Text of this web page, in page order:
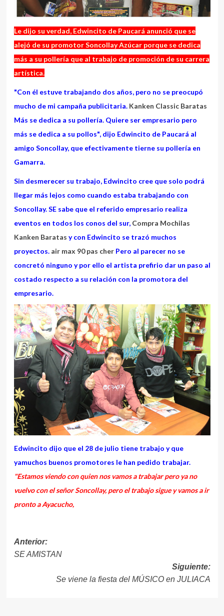
Le dijo su verdad, Edwincito de Paucará anunció que se
alejó de su promotor Soncollay Azúcar porque se dedica
más a su pollería que al trabajo de promoción de su carrera
artística.
"Con él estuve trabajando dos años, pero no se preocupó
mucho de mi campaña publicitaria. Kanken Classic Baratas
Más se dedica a su pollería. Quiere ser empresario pero
más se dedica a su pollos", dijo Edwincito de Paucará al
amigo Soncollay, que efectivamente tierne su pollería en
Gamarra.
Sin desmerecer su trabajo, Edwincito cree que solo podrá
llegar más lejos como cuando estaba trabajando con
Soncollay. SE sabe que el referido empresario realiza
eventos en todos los conos del sur, Compra Mochilas
Kanken Baratas y con Edwincito se trazó muchos
proyectos. air max 90 pas cherPero al parecer no se
concretó ninguno y por ello el artista prefirio dar un paso al
costado respecto a su relación con la promotora del
empresario.
Edwincito dijo que el 28 de julio tiene trabajo y que
yamuchos buenos promotores le han pedido trabajar.
"Estamos viendo con quien nos vamos a trabajar pero ya no
vuelvo con el señor Soncollay, pero el trabajo sigue y vamos a ir
pronto a Ayacucho,
Navegación
de
entradas
Anterior:
SE AMISTAN
Siguiente:
Se viene la fiesta del MÚSICO en JULIACA